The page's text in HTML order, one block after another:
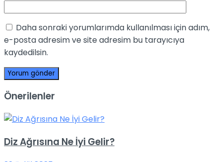
Daha sonraki yorumlarımda kullanılması için adım,
e-posta adresim ve site adresim bu tarayıcıya
kaydedilsin.
Önerilenler
Diz Ağrısına Ne İyi Gelir?